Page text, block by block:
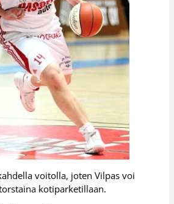
voitolla, joten Vilpas voi
kotiparketillaan.